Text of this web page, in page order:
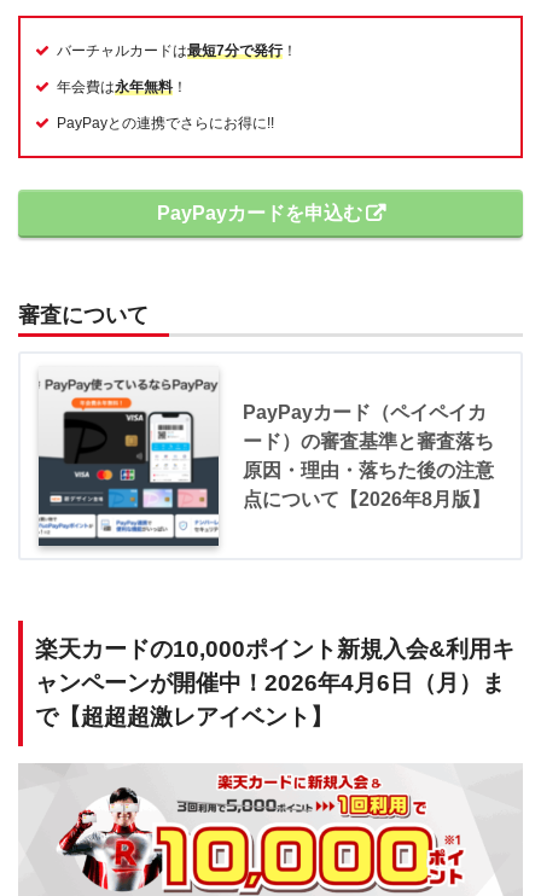
バーチャルカードは最短7分で発行！
年会費は永年無料 ！
PayPayとの連携でさらにお得に!!
PayPayカードを申込む
審査について
PayPayカード（ペイペイカ
ード）の審査基準と審査落ち
原因・理由・落ちた後の注意
点について【2026年8月版】
楽天カードの10,000ポイント新規入会&利用キ
ャンペーンが開催中！2026年4月6日（月）ま
で【超超超激レアイベント】